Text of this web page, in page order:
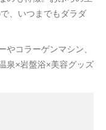
、いつまでもダラダ
やコラーゲンマシン、
泉×岩盤浴×美容グッズ